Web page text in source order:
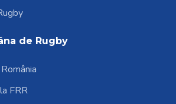
de Rugby
FRR